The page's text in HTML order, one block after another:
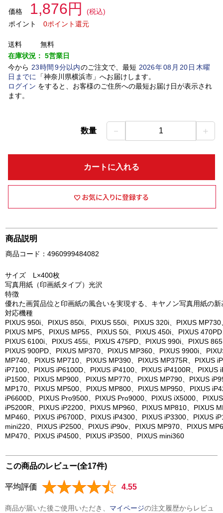
価格 1,876円
(税込)
ポイント
0ポイント還元
送料
無料
在庫状況： 5営業日
今から 23時間 9分以内のご注文で、最短 2026年08 月 20日木曜
日 までに 「神奈川県横浜市」 へお届けします。
ログイン をすると、お客様のご住所への最短お届け日が表示され
ます。
数量 － 1 ＋
カートに入れる
商品説明
商品コード：4960999484082
サイズ L×400枚
写真用紙（印画紙タイプ）光沢
特徴
優れた画質品位と印画紙の風合いを実現する、キヤノン写真用紙の新
対応機種
PIXUS 950i、PIXUS 850i、PIXUS 550i、PIXUS 320i、PIXUS
PIXUS MP5、PIXUS MP55、PIXUS 50i、PIXUS 450i、PIXUS
PIXUS 6100i、PIXUS 455i、PIXUS 475PD、PIXUS 990i、PIXUS
PIXUS 900PD、PIXUS MP370、PIXUS MP360、PIXUS 9900i、
MP740、PIXUS MP710、PIXUS MP390、PIXUS MP375R、PIXUS
iP7100、PIXUS iP6100D、PIXUS iP4100、PIXUS iP4100R、PIXUS
iP1500、PIXUS MP900、PIXUS MP770、PIXUS MP790、PIXUS
MP170、PIXUS MP500、PIXUS MP800、PIXUS MP950、PIXUS
iP6600D、PIXUS Pro9500、PIXUS Pro9000、PIXUS iX5000、
iP5200R、PIXUS iP2200、PIXUS MP960、PIXUS MP810、PIXUS
MP460、PIXUS iP6700D、PIXUS iP4300、PIXUS iP3300、PIXUS
mini220、PIXUS iP2500、PIXUS iP90v、PIXUS MP970、PIXUS
MP470、PIXUS iP4500、PIXUS iP3500、PIXUS mini360
この商品のレビュー(全17件)
平均評価 4.55
商品が届いた後ご使用いただき、 マイページの注文履歴からレビュ